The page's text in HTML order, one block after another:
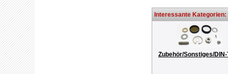
Interessante Kategorien:
Zubehör/Sonstiges/DIN-